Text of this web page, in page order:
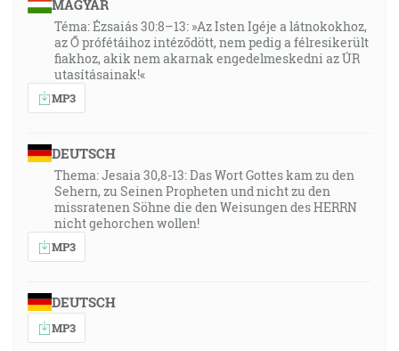
MAGYAR
Téma: Ézsaiás 30:8–13: »Az Isten Igéje a látnokokhoz,
az Ő prófétáihoz intéződött, nem pedig a félresikerült
fiakhoz, akik nem akarnak engedelmeskedni az ÚR
utasításainak!«
MP3
DEUTSCH
Thema: Jesaia 30,8-13: Das Wort Gottes kam zu den
Sehern, zu Seinen Propheten und nicht zu den
missratenen Söhne die den Weisungen des HERRN
nicht gehorchen wollen!
MP3
DEUTSCH
MP3